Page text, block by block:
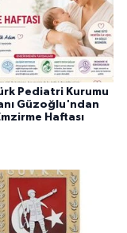
Pediatri Kurumu
Güzoğlu'ndan
Haftası